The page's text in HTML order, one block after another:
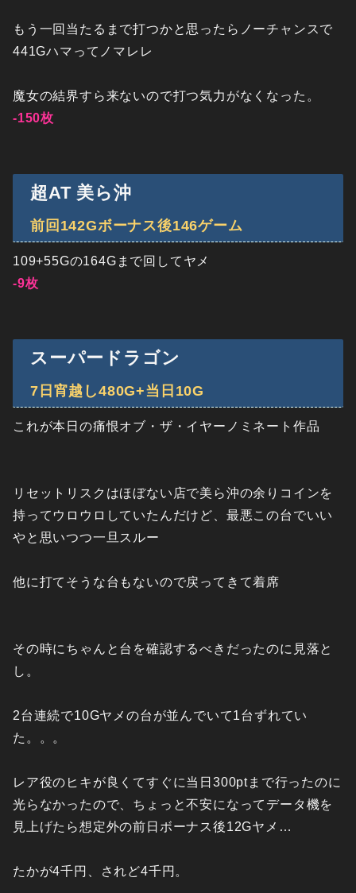
もう一回当たるまで打つかと思ったらノーチャンスで
441Gハマってノマレレ
魔女の結界すら来ないので打つ気力がなくなった。
-150枚
超AT 美ら沖
前回142Gボーナス後146ゲーム
109+55Gの164Gまで回してヤメ
-9枚
スーパードラゴン
7日宵越し480G+当日10G
これが本日の痛恨オブ・ザ・イヤーノミネート作品
リセットリスクはほぼない店で美ら沖の余りコインを
持ってウロウロしていたんだけど、最悪この台でいい
やと思いつつ一旦スルー
他に打てそうな台もないので戻ってきて着席
その時にちゃんと台を確認するべきだったのに見落と
し。
2台連続で10Gヤメの台が並んでいて1台ずれてい
た。。。
レア役のヒキが良くてすぐに当日300ptまで行ったのに
光らなかったので、ちょっと不安になってデータ機を
見上げたら想定外の前日ボーナス後12Gヤメ…
たかが4千円、されど4千円。